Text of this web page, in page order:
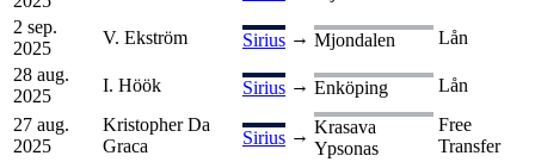
2 sep.
2025
V. Ekström Sirius → Mjondalen
Lån
28 aug.
2025
I. Höök Sirius → Enköping
Lån
27 aug.
2025
Kristopher Da
Graca
Sirius → Krasava
Ypsonas
Free
Transfer